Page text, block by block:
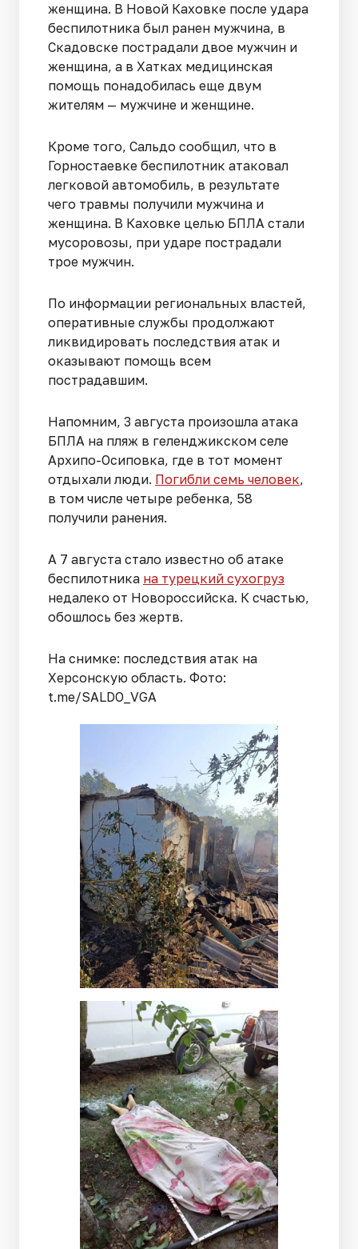
женщина. В Новой Каховке после удара
беспилотника был ранен мужчина, в
Скадовске пострадали двое мужчин и
женщина, а в Хатках медицинская
помощь понадобилась еще двум
жителям — мужчине и женщине.
Кроме того, Сальдо сообщил, что в
Горностаевке беспилотник атаковал
легковой автомобиль, в результате
чего травмы получили мужчина и
женщина. В Каховке целью БПЛА стали
мусоровозы, при ударе пострадали
трое мужчин.
По информации региональных властей,
оперативные службы продолжают
ликвидировать последствия атак и
оказывают помощь всем
пострадавшим.
Напомним, 3 августа произошла атака
БПЛА на пляж в геленджикском селе
Архипо-Осиповка, где в тот момент
отдыхали люди. Погибли семь человек,
в том числе четыре ребенка, 58
получили ранения.
А 7 августа стало известно об атаке
беспилотника на турецкий сухогруз
недалеко от Новороссийска. К счастью,
обошлось без жертв.
На снимке: последствия атак на
Херсонскую область. Фото:
t.me/SALDO_VGA